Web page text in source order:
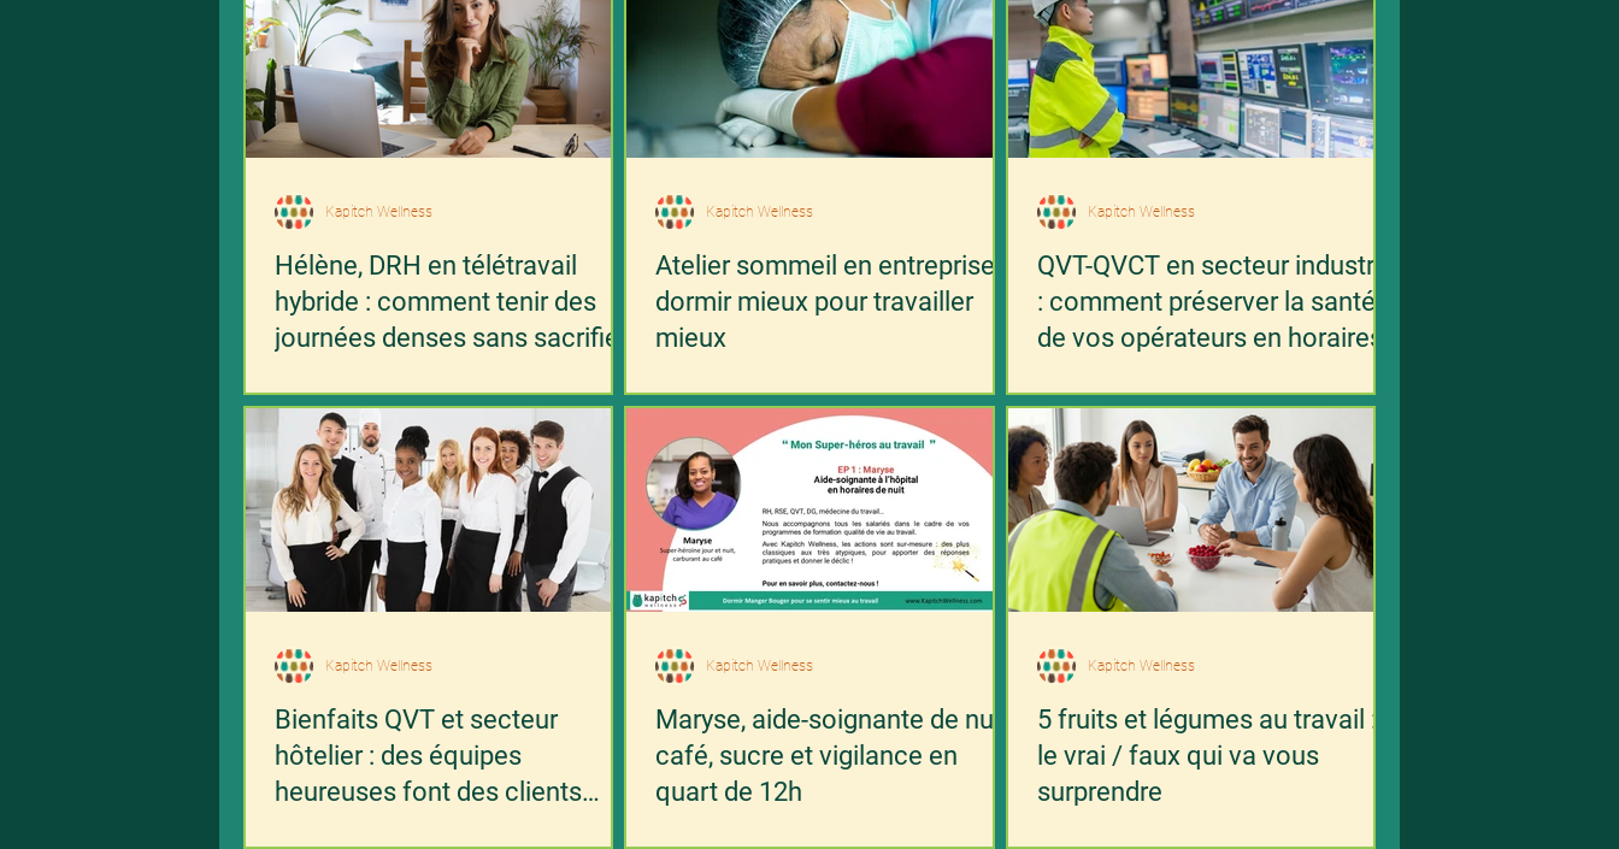
Hélène, DRH en télétravail
hybride : comment tenir des
journées denses sans sacrifier
Kapitch Wellness
Atelier sommeil en entreprise :
dormir mieux pour travailler
mieux
Kapitch Wellness
QVT-QVCT en secteur industriel
: comment préserver la santé
de vos opérateurs en horaires
Kapitch Wellness
Bienfaits QVT et secteur
hôtelier : des équipes
heureuses font des clients
Kapitch Wellness
Maryse, aide-soignante de nuit :
café, sucre et vigilance en
quart de 12h
Kapitch Wellness
5 fruits et légumes au travail :
le vrai / faux qui va vous
surprendre
Kapitch Wellness